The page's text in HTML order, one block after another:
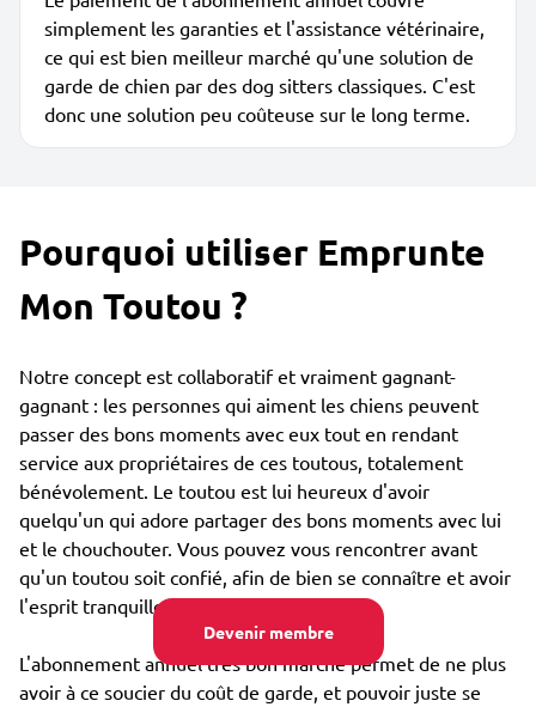
Devenir membre
simplement les garanties et l'assistance vétérinaire,
ce qui est bien meilleur marché qu'une solution de
garde de chien par des dog sitters classiques. C'est
donc une solution peu coûteuse sur le long terme.
Pourquoi utiliser Emprunte
Mon Toutou ?
Notre concept est collaboratif et vraiment gagnant-
gagnant : les personnes qui aiment les chiens peuvent
passer des bons moments avec eux tout en rendant
service aux propriétaires de ces toutous, totalement
bénévolement. Le toutou est lui heureux d'avoir
quelqu'un qui adore partager des bons moments avec lui
et le chouchouter. Vous pouvez vous rencontrer avant
qu'un toutou soit confié, afin de bien se connaître et avoir
l'esprit tranquille.
L'abonnement annuel très bon marché permet de ne plus
avoir à ce soucier du coût de garde, et pouvoir juste se